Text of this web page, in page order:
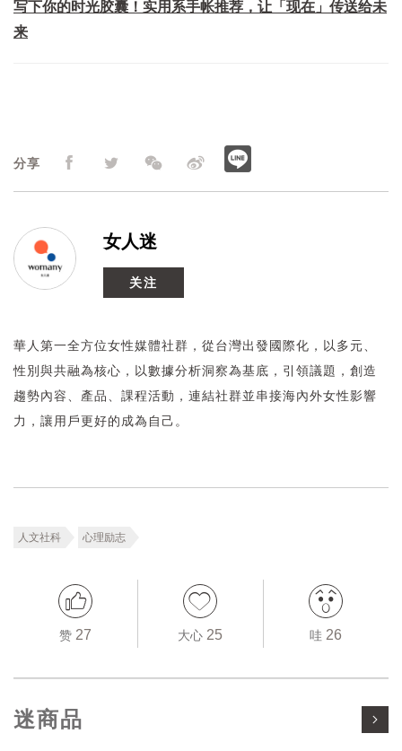
写下你的时光胶囊！实用系手帐推荐，让「现在」传送给未
来
分享
女人迷
关注
華人第一全方位女性媒體社群，從台灣出發國際化，以多元、
性別與共融為核心，以數據分析洞察為基底，引領議題，創造
趨勢內容、產品、課程活動，連結社群並串接海內外女性影響
力，讓用戶更好的成為自己。
人文社科 心理励志
赞27 大心25 哇26
迷商品